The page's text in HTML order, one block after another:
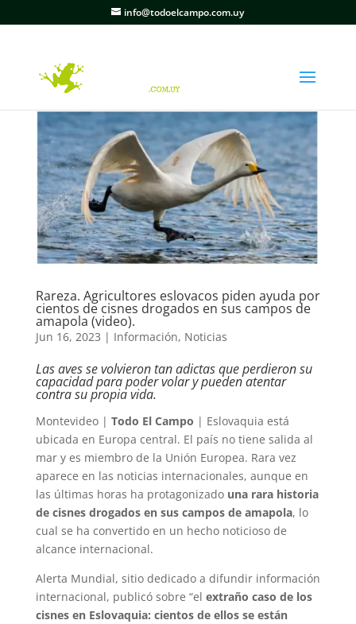
info@todoelcampo.com.uy
Rareza. Agricultores eslovacos piden ayuda por
cientos de cisnes drogados en sus campos de
amapola (video).
Jun 16, 2023 | Información, Noticias
Las aves se volvieron tan adictas que perdieron su
capacidad para poder volar y pueden atentar
contra su propia vida.
Montevideo | Todo El Campo | Eslovaquia está
ubicada en Europa central. El país no tiene salida al
mar y es miembro de la Unión Europea. Rara vez
aparece en las noticias internacionales, aunque en
las últimas horas ha protagonizado una rara historia
de cisnes drogados en sus campos de amapola, lo
cual se ha convertido en un hecho noticioso de
alcance internacional.
Alerta Mundial, sitio dedicado a difundir información
internacional, publicó sobre “el extraño caso de los
cisnes en Eslovaquia: cientos de ellos se están